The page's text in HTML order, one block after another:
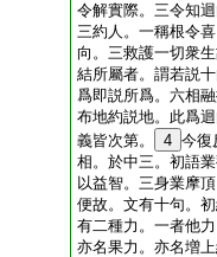
令解實際。三令知
三約人。一稱根令
向。三救護一切衆
結所屬者。謂若説
爲即説所爲。六相
布地約説地。此爲
義皆次第。
4 今復
相。於中三。初語
以益智。三身業摩
便故。文有十句。
有二種力。一者他
亦名果力。亦名増